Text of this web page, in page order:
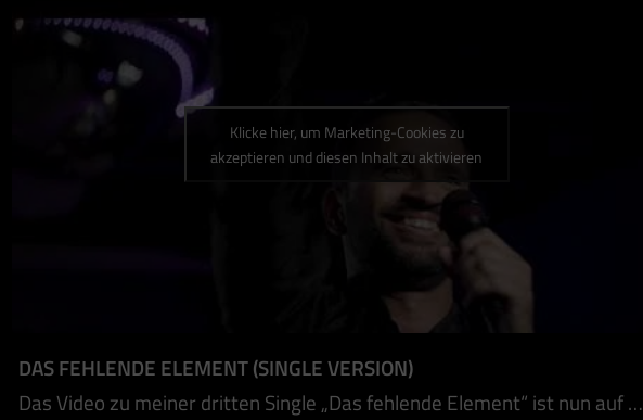
Klicke hier, um Marketing-Cookies zu
akzeptieren und diesen Inhalt zu aktivieren
DAS FEHLENDE ELEMENT (SINGLE VERSION)
Das Video zu meiner dritten Single „Das fehlende Element“ ist nun auf …